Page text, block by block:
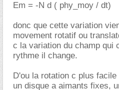
Em = -N d ( phy_moy / dt)
donc que cette variation
movement rotatif ou
c la variation du champ qui
rythme il change.
D'ou la rotation c plus facile
un disque a aimants fixes,